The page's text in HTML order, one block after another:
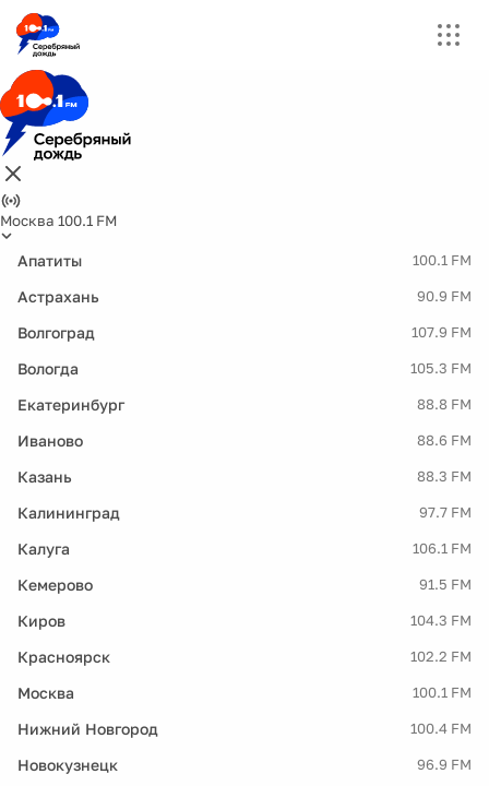
Москва 100.1 FM
Апатиты 100.1 FM
Астрахань 90.9 FM
Волгоград 107.9 FM
Вологда 105.3 FM
Екатеринбург 88.8 FM
Иваново 88.6 FM
Казань 88.3 FM
Калининград 97.7 FM
Калуга 106.1 FM
Кемерово 91.5 FM
Киров 104.3 FM
Красноярск 102.2 FM
Москва 100.1 FM
Нижний Новгород 100.4 FM
Новокузнецк 96.9 FM